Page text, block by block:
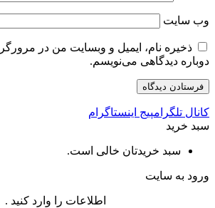
وب‌ سایت
ذخیره نام، ایمیل و وبسایت من در
دوباره دیدگاهی می‌نویسم.
کانال تلگرامپیج اینستاگرام
سبد خرید
سبد خریدتان خالی است.
ورود به سایت
اطلاعات را وارد کنید .